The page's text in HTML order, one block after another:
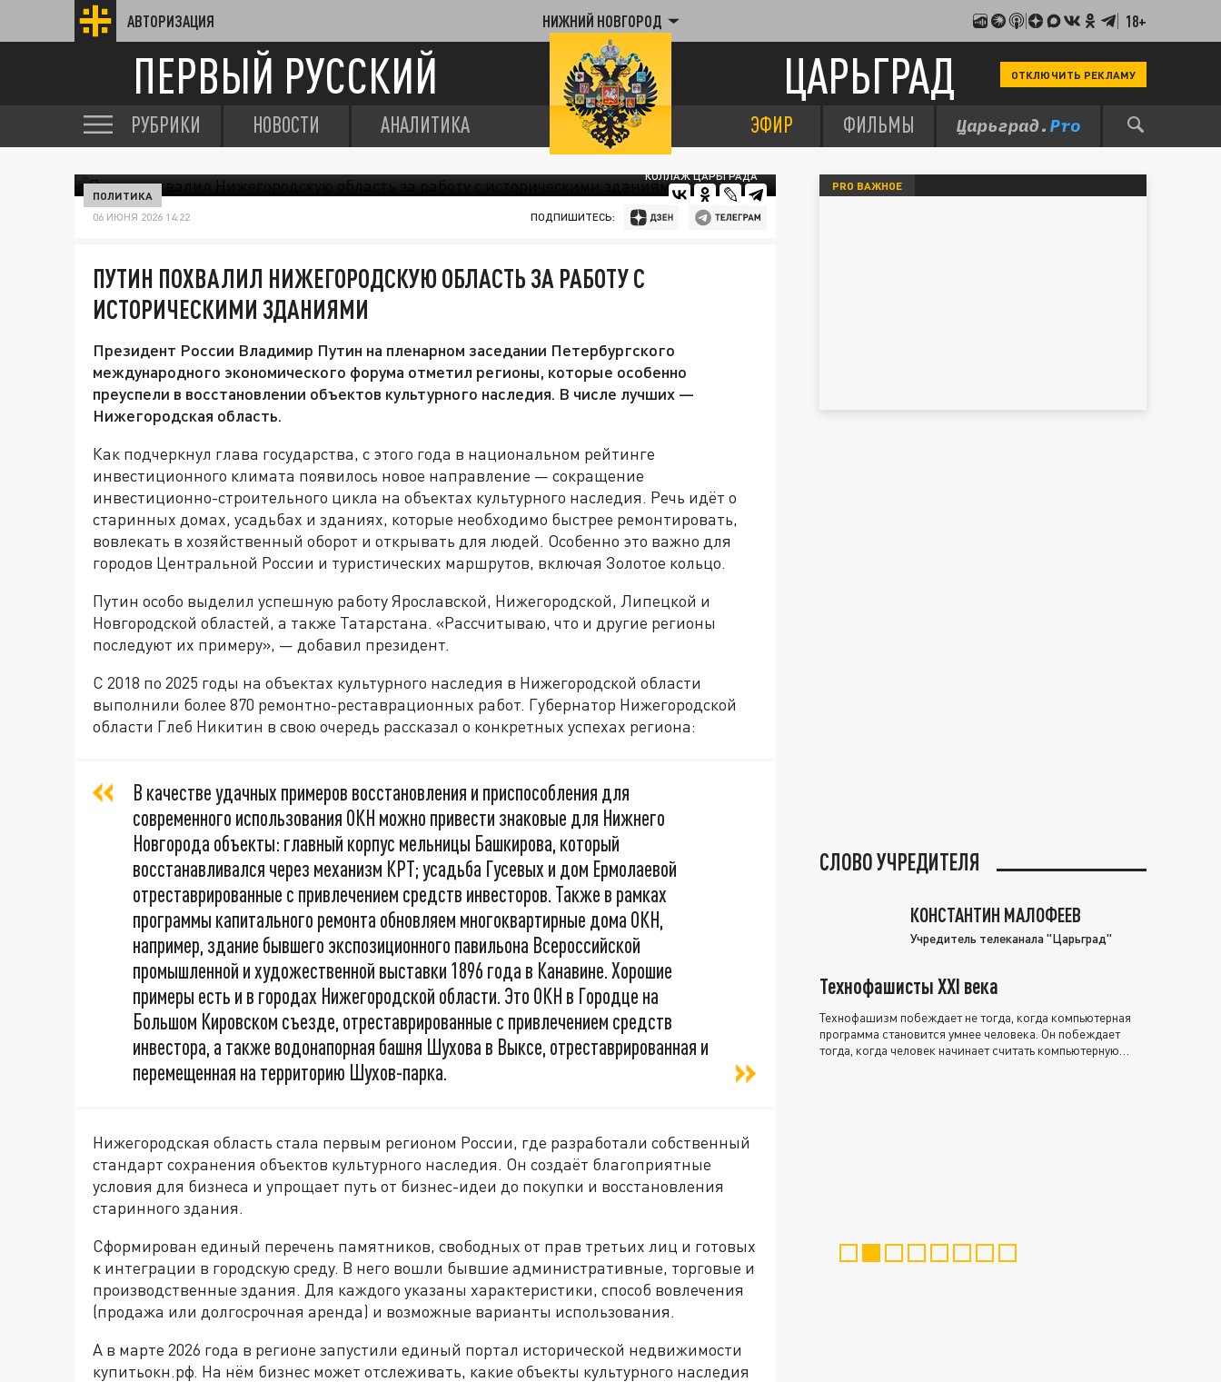
АВТОРИЗАЦИЯ НИЖНИЙ НОВГОРОД 18+
ПЕРВЫЙ РУССКИЙ ЦАРЬГРАД ОТКЛЮЧИТЬ РЕКЛАМУ
РУБРИКИ НОВОСТИ АНАЛИТИКА ЭФИР ФИЛЬМЫ
КОЛЛАЖ ЦАРЬГРАДА
ПОЛИТИКА
06 ИЮНЯ 2026 14:22 ПОДПИШИТЕСЬ:
ПУТИН ПОХВАЛИЛ НИЖЕГОРОДСКУЮ ОБЛАСТЬ ЗА РАБОТУ С
ИСТОРИЧЕСКИМИ ЗДАНИЯМИ
Президент России Владимир Путин на пленарном заседании Петербургского
международного экономического форума отметил регионы, которые особенно
преуспели в восстановлении объектов культурного наследия. В числе лучших —
Нижегородская область.
Как подчеркнул глава государства, с этого года в национальном рейтинге
инвестиционного климата появилось новое направление — сокращение
инвестиционно-строительного цикла на объектах культурного наследия. Речь идёт о
старинных домах, усадьбах и зданиях, которые необходимо быстрее ремонтировать,
вовлекать в хозяйственный оборот и открывать для людей. Особенно это важно для
городов Центральной России и туристических маршрутов, включая Золотое кольцо.
Путин особо выделил успешную работу Ярославской, Нижегородской, Липецкой и
Новгородской областей, а также Татарстана. «Рассчитываю, что и другие регионы
последуют их примеру», — добавил президент.
С 2018 по 2025 годы на объектах культурного наследия в Нижегородской области
выполнили более 870 ремонтно-реставрационных работ. Губернатор Нижегородской
области Глеб Никитин в свою очередь рассказал о конкретных успехах региона:
В качестве удачных примеров восстановления и приспособления для
современного использования ОКН можно привести знаковые для Нижнего
Новгорода объекты: главный корпус мельницы Башкирова, который
восстанавливался через механизм КРТ; усадьба Гусевых и дом Ермолаевой
отреставрированные с привлечением средств инвесторов. Также в рамках
программы капитального ремонта обновляем многоквартирные дома ОКН,
например, здание бывшего экспозиционного павильона Всероссийской
промышленной и художественной выставки 1896 года в Канавине. Хорошие
примеры есть и в городах Нижегородской области. Это ОКН в Городце на
Большом Кировском съезде, отреставрированные с привлечением средств
инвестора, а также водонапорная башня Шухова в Выксе, отреставрированная и
перемещенная на территорию Шухов-парка.
Нижегородская область стала первым регионом России, где разработали собственный
стандарт сохранения объектов культурного наследия. Он создаёт благоприятные
условия для бизнеса и упрощает путь от бизнес-идеи до покупки и восстановления
старинного здания.
Сформирован единый перечень памятников, свободных от прав третьих лиц и готовых
к интеграции в городскую среду. В него вошли бывшие административные, торговые и
производственные здания. Для каждого указаны характеристики, способ вовлечения
(продажа или долгосрочная аренда) и возможные варианты использования.
А в марте 2026 года в регионе запустили единый портал исторической недвижимости
купитьокн.рф. На нём бизнес может отслеживать, какие объекты культурного наследия
PRO ВАЖНОЕ
СЛОВО УЧРЕДИТЕЛЯ
КОНСТАНТИН МАЛОФЕЕВ
Учредитель телеканала "Царьград"
Технофашисты XXI века
Технофашизм побеждает не тогда, когда компьютерная
программа становится умнее человека. Он побеждает
тогда, когда человек начинает считать компьютерную